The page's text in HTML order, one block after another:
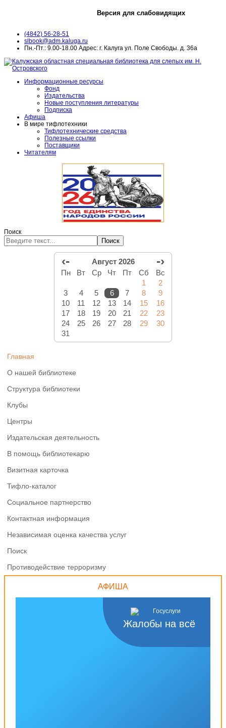
Версия для слабовидящих
(4842) 56-28-51
slbook@adm.kaluga.ru
Пн.-Пт.: 9.00-18.00 Адрес: г. Калуга ул. Поле Свободы. д. 36а
Информационные ресурсы
Фонд
Издательства
Новые поступления литературы
Подписка
Афиша
В мире тифлотехники
Тифлотехнические средства
Полезные ссылки
Поставщики
Читателям
Поиск
Поиск
‹- Август 2026 -›
Пн Вт Ср Чт Пт Сб
Вс
1
2
3
4 5 6 7 8
9
10
11 12 13 14 15
16
17
18 19 20 21 22
23
24
25 26 27 28 29
30
31
Главная
О нашей библиотеке
Структура библиотеки
Клубы
Центры
Издательская деятельность
В помощь библиотекарю
Визитная карточка
Тифло-каталог
Социальное партнерство
Контактная информация
Независимая оценка качества услуг
Поиск
Противодействие терроризму
АФИША
Жалобы на всё